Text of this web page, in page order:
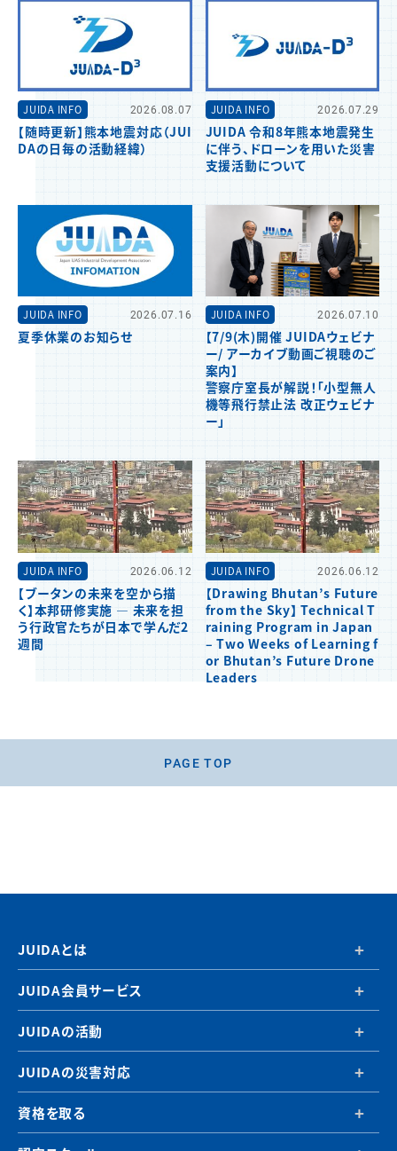
JUIDA INFO 2026.08.07
【随時更新】熊本地震対応（JUI
DAの日毎の活動経緯）
JUIDA INFO 2026.07.29
JUIDA 令和8年熊本地震発生
に伴う、ドローンを用いた災害
支援活動について
JUIDA INFO 2026.07.16
夏季休業のお知らせ
JUIDA INFO 2026.07.10
【7/9(木)開催 JUIDAウェビナ
ー/ アーカイブ動画ご視聴のご
案内】
警察庁室長が解説！「小型無人
機等飛行禁止法 改正ウェビナ
ー」
JUIDA INFO 2026.06.12
【ブータンの未来を空から描
く】本邦研修実施 ― 未来を担
う行政官たちが日本で学んだ2
週間
JUIDA INFO 2026.06.12
【Drawing Bhutan’s Future
from the Sky】 Technical T
raining Program in Japan
– Two Weeks of Learning f
or Bhutan’s Future Drone
Leaders
PAGE TOP
JUIDAとは
JUIDA会員サービス
JUIDAの活動
JUIDAの災害対応
資格を取る